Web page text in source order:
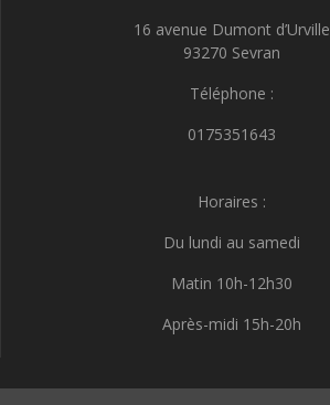
16 avenue Dumont d’Urville
93270 Sevran
Téléphone :
0175351643
Horaires :
Du lundi au samedi
Matin 10h-12h30
Après-midi 15h-20h